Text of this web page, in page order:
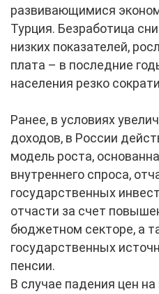
развивающимися
Турция. Безработица
низких показателей,
плата – в последние
населения резко
Ранее, в условиях
доходов, в России
модель роста,
внутреннего спроса,
государственных
отчасти за счет
бюджетном секторе, а
государственных
пенсии.
В случае падения цен на